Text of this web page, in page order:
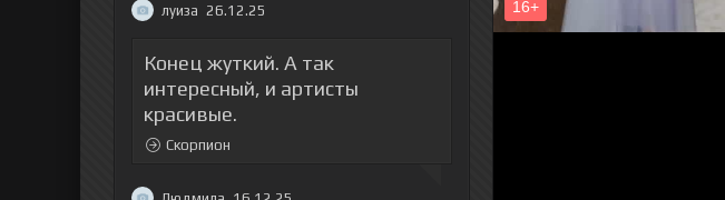
луиза 26.12.25
Конец жуткий. А так
интересный, и артисты
красивые.
Скорпион